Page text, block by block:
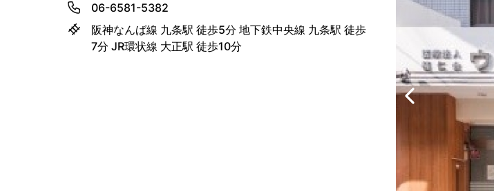
06-6581-5382
阪神なんば線 九条駅 徒歩5分 地下鉄中央線 九条駅 徒歩
7分 JR環状線 大正駅 徒歩10分